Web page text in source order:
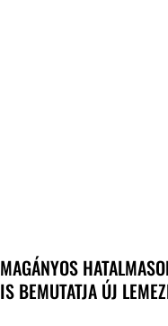
MAGÁNYOS
IS BEMUTATJA ÚJ